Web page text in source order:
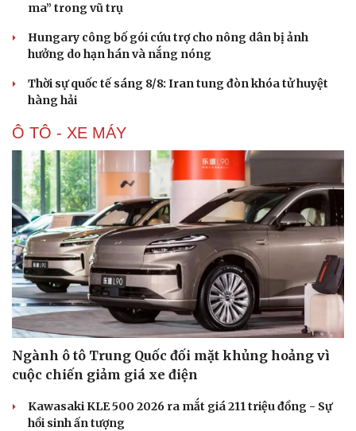
ma” trong vũ trụ
Hungary công bố gói cứu trợ cho nông dân bị ảnh
hưởng do hạn hán và nắng nóng
Thời sự quốc tế sáng 8/8: Iran tung đòn khóa tử huyệt
hàng hải
Ô TÔ - XE MÁY
Ngành ô tô Trung Quốc đối mặt khủng hoảng vì
cuộc chiến giảm giá xe điện
Kawasaki KLE 500 2026 ra mắt giá 211 triệu đồng - Sự
hồi sinh ấn tượng